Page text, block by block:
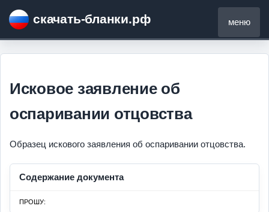
скачать-бланки.рф
Исковое заявление об
оспаривании отцовства
Образец искового заявления об оспаривании отцовства.
Содержание документа
ПРОШУ:
меню